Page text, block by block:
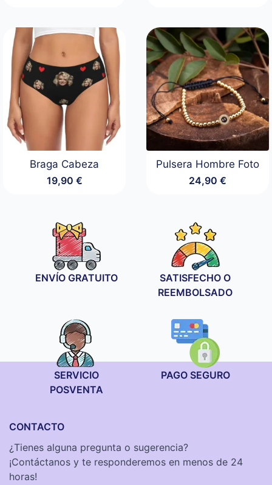
Braga Cabeza
19,90 €
Pulsera Hombre Foto
24,90 €
ENVÍO GRATUITO
SATISFECHO O
REEMBOLSADO
SERVICIO
POSVENTA
PAGO SEGURO
CONTACTO
¿Tienes alguna pregunta o sugerencia?
¡Contáctanos y te responderemos en menos de 24
horas!